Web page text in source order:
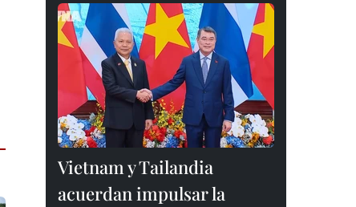
Vietnam y Tailandia
acuerdan impulsar la